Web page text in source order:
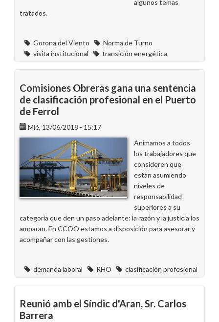
algunos temas
tratados.
Gorona del Viento
Norma de Turno
visita institucional
transición energética
Comisiones Obreras gana una sentencia
de clasificación profesional en el Puerto
de Ferrol
Mié, 13/06/2018 - 15:17
Animamos a todos
los trabajadores que
consideren que
están asumiendo
niveles de
responsabilidad
superiores a su
categoría que den un paso adelante: la razón y la justicia los
amparan. En CCOO estamos a disposición para asesorar y
acompañar con las gestiones.
demanda laboral RHO clasificación profesional
Reunió amb el Síndic d'Aran, Sr. Carlos
Barrera